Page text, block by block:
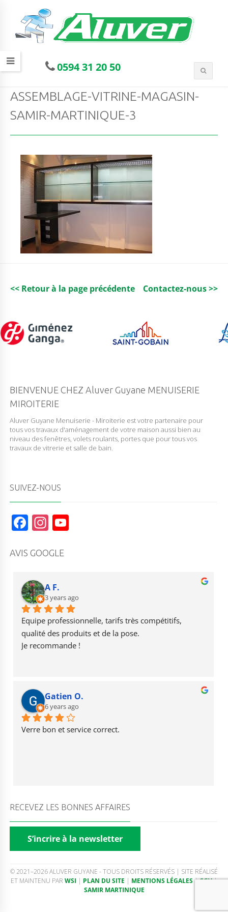
0594 31 20 50
ASSEMBLAGE-VITRINE-MAGASIN-
SAMIR-MARTINIQUE-3
<< Retour à la page précédente Contactez-nous >>
BIENVENUE CHEZ Aluver Guyane MENUISERIE
MIROITERIE
Aluver Guyane Menuiserie - Miroiterie est votre partenaire pour
tous vos travaux d'aménagement de votre maison aussi bien au
niveau des fenêtres, volets roulants, portes que pour tous vos
travaux de vitrerie et salle de bain.
SUIVEZ-NOUS
F
c
b
o
o
k
In
a
r
a
m
b
e
AVIS GOOGLE
A F.
3 years ago
Equipe professionnelle, tarifs très compétitifs,
qualité des produits et de la pose.
Je recommande !
Gatien O.
6 years ago
Verre bon et service correct.
RECEVEZ LES BONNES AFFAIRES
S’incrire à la newsletter
© 2021–2026 ALUVER GUYANE - TOUS DROITS RÉSERVÉS | SITE RÉALISÉ
ET MAINTENU PAR WSI | PLAN DU SITE | MENTIONS LÉGALES|CGV|
SAMIR MARTINIQUE